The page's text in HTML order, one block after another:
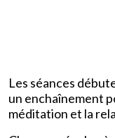
Les séances
un enchaînement
méditation et la